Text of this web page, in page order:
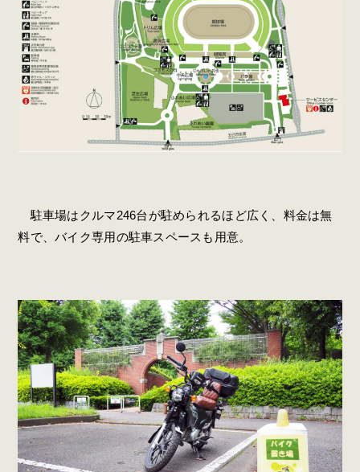
駐車場はクルマ246台が駐められるほど広く、料金は無
料で、バイク専用の駐車スペースも用意。